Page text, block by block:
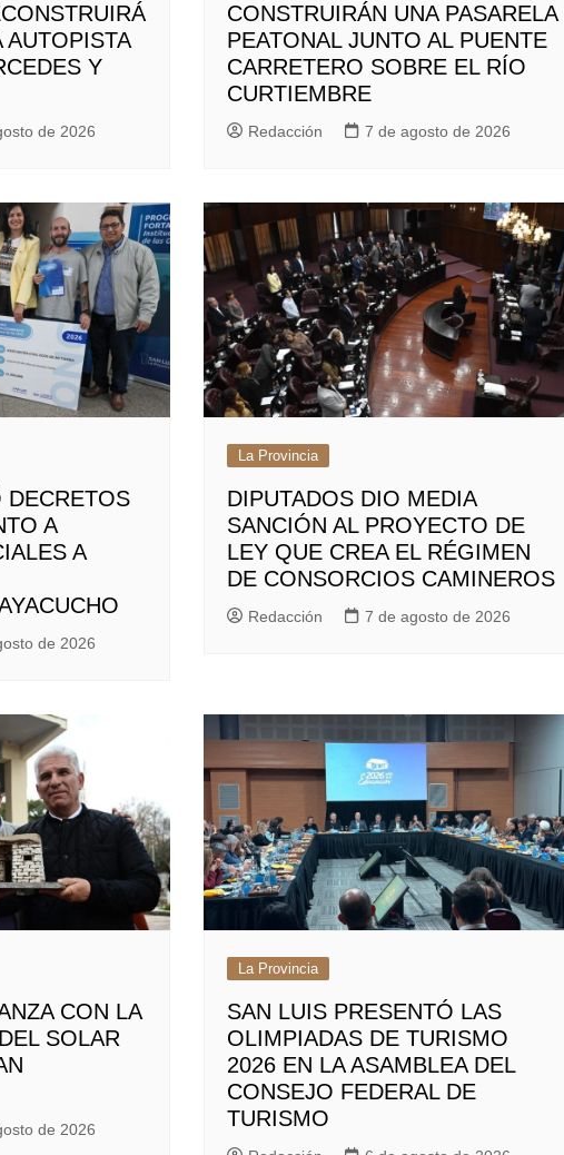
AUTOPISTA
Y
de 2026
CONSTRUIRÁN UNA PASARELA
PEATONAL JUNTO AL PUENTE
CARRETERO SOBRE EL RÍO
CURTIEMBRE
Redacción 7 de agosto de 2026
DECRETOS
A
A
de 2026
La Provincia
DIPUTADOS DIO MEDIA
SANCIÓN AL PROYECTO DE
LEY QUE CREA EL RÉGIMEN
DE CONSORCIOS CAMINEROS
Redacción 7 de agosto de 2026
CON LA
SOLAR
de 2026
La Provincia
SAN LUIS PRESENTÓ LAS
OLIMPIADAS DE TURISMO
2026 EN LA ASAMBLEA DEL
CONSEJO FEDERAL DE
TURISMO